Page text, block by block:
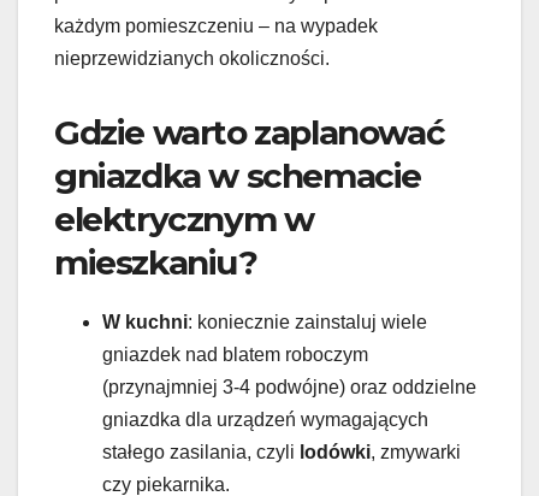
każdym pomieszczeniu – na wypadek
nieprzewidzianych okoliczności.
Gdzie warto zaplanować
gniazdka w schemacie
elektrycznym w
mieszkaniu?
W kuchni: koniecznie zainstaluj wiele
gniazdek nad blatem roboczym
(przynajmniej 3-4 podwójne) oraz oddzielne
gniazdka dla urządzeń wymagających
stałego zasilania, czyli lodówki, zmywarki
czy piekarnika.